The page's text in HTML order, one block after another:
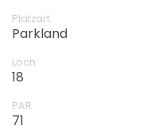
Platzart
Parkland
Loch
18
PAR
71